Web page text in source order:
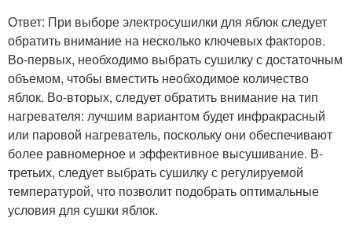
Ответ: При выборе электросушилки для яблок следует
обратить внимание на несколько ключевых факторов.
Во-первых, необходимо выбрать сушилку с достаточным
объемом, чтобы вместить необходимое количество
яблок. Во-вторых, следует обратить внимание на тип
нагревателя: лучшим вариантом будет инфракрасный
или паровой нагреватель, поскольку они обеспечивают
более равномерное и эффективное высушивание. В-
третьих, следует выбрать сушилку с регулируемой
температурой, что позволит подобрать оптимальные
условия для сушки яблок.